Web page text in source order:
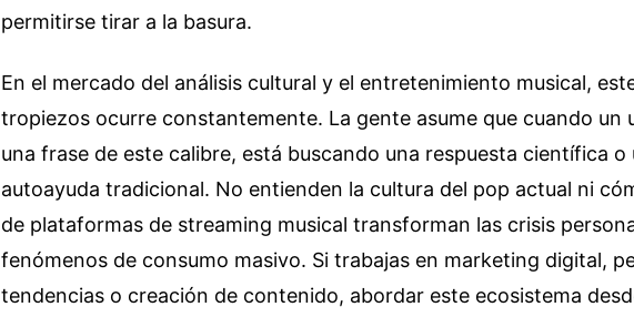
permitirse tirar a la basura.
En el mercado del análisis cultural y el entretenimiento musical,
tropiezos ocurre constantemente. La gente asume que cuando un
una frase de este calibre, está buscando una respuesta científica
autoayuda tradicional. No entienden la cultura del pop actual ni
de plataformas de streaming musical transforman las crisis
fenómenos de consumo masivo. Si trabajas en marketing digital,
tendencias o creación de contenido, abordar este ecosistema